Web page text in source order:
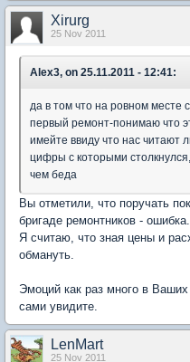
Xirurg
25 Nov 2011
Alex3, on 25.11.2011 - 12:41:
да в том что на ровном месте
первый ремонт-понимаю что
имейте ввиду что нас читают
цифры с которыми
чем беда
Вы отметили, что поручать
бригаде ремонтников - ошибка.
Я считаю, что зная цены и
обмануть.
Эмоций как раз много в
сами увидите.
LenMart
25 Nov 2011